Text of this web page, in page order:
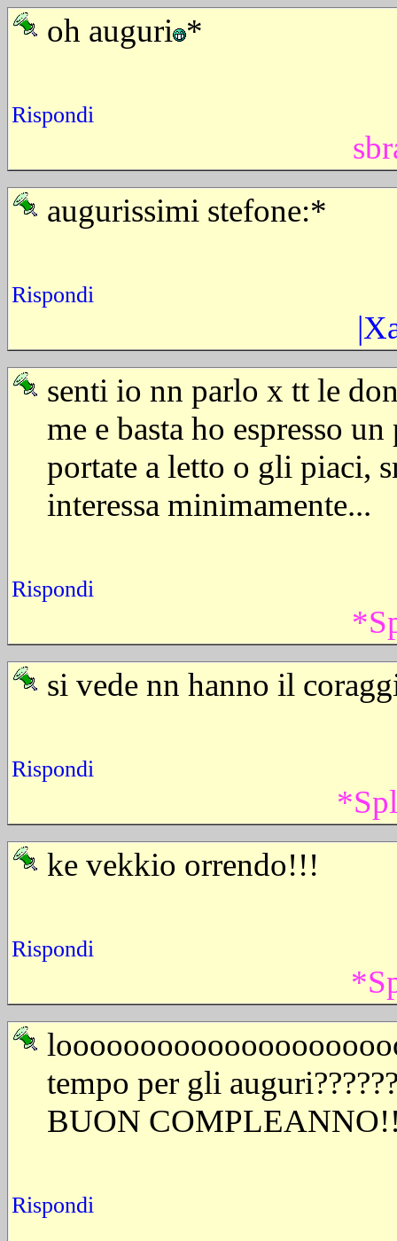
oh auguri *
Rispondi
augurissimi stefone:*
Rispondi
senti io nn parlo x tt le
me e basta ho espresso
portate a letto o gli piaci,
interessa minimamente...
Rispondi
si vede nn hanno il
Rispondi
ke vekkio orrendo!!!
Rispondi
tempo per gli
BUON
Rispondi